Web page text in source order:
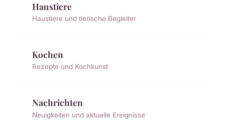
Haustiere
Haustiere und tierische Begleiter
Kochen
Rezepte und Kochkunst
Nachrichten
Neuigkeiten und aktuelle Ereignisse